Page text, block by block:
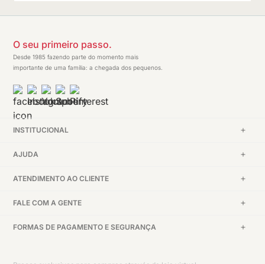
O seu primeiro passo.
Desde 1985 fazendo parte do momento mais
importante de uma família: a chegada dos pequenos.
INSTITUCIONAL
AJUDA
ATENDIMENTO AO CLIENTE
FALE COM A GENTE
FORMAS DE PAGAMENTO E SEGURANÇA